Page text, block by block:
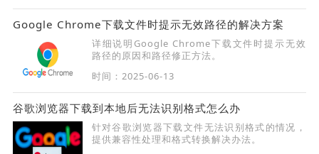
Google Chrome下载文件时提示无效路径的解决方案
详细说明Google Chrome下载文件时提示无效
路径的原因和路径修正方法。
时间：2025-06-13
谷歌浏览器下载到本地后无法识别格式怎么办
针对谷歌浏览器下载文件无法识别格式的情况，
提供兼容性处理和格式转换解决办法。